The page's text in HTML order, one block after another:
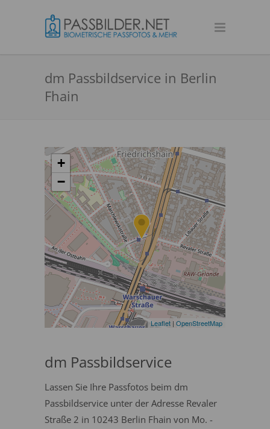
dm Passbildservice in Berlin
Fhain
+
−
Leaflet | OpenStreetMap
dm Passbildservice
Lassen Sie Ihre Passfotos beim dm
Passbildservice unter der Adresse Revaler
Straße 2 in 10243 Berlin Fhain von Mo. -